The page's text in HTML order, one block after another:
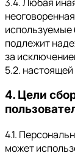
используемые
подлежит
за
5.2.
4. Цели
4.1.
может